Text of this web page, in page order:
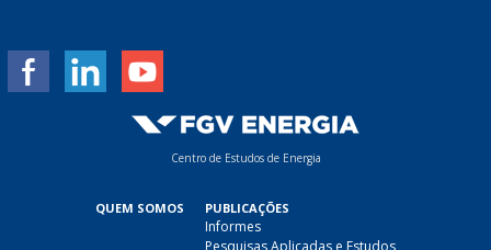
Centro de Estudos de Energia
QUEM SOMOS PUBLICAÇÕES
Informes